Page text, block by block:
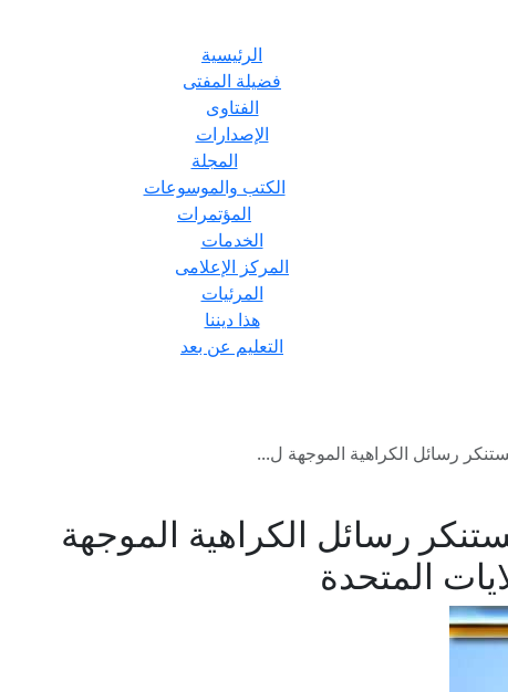
الرئيسية
فضيلة المفتى
الفتاوى
الإصدارات
المجلة
الكتب والموسوعات
المؤتمرات
الخدمات
المركز الإعلامى
المرئيات
هذا ديننا
التعليم عن بعد
رسائل الكراهية الموجهة ل...
رسائل الكراهية الموجهة
المتحدة